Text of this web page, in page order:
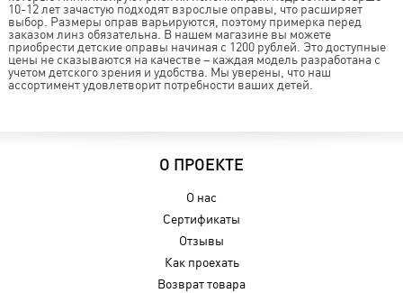
10-12 лет зачастую подходят взрослые оправы, что расширяет
выбор. Размеры оправ варьируются, поэтому примерка перед
заказом линз обязательна. В нашем магазине вы можете
приобрести детские оправы начиная с 1200 рублей. Это доступные
цены не сказываются на качестве – каждая модель разработана с
учетом детского зрения и удобства. Мы уверены, что наш
ассортимент удовлетворит потребности ваших детей.
О ПРОЕКТЕ
О нас
Сертификаты
Отзывы
Как проехать
Возврат товара